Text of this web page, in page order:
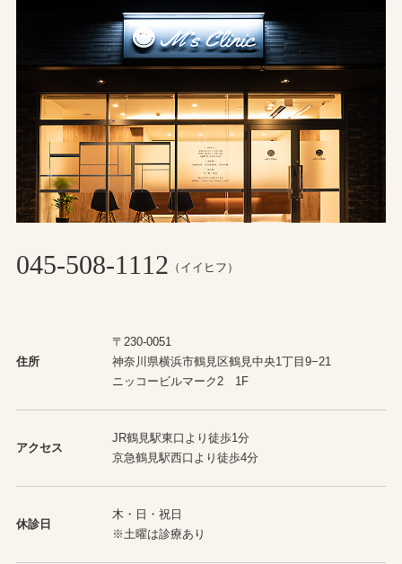
045-508-1112 （イイヒフ）
住所
〒230-0051
神奈川県横浜市鶴見区鶴見中央1丁目9−21
ニッコービルマーク2 1F
アクセス
JR鶴見駅東口より徒歩1分
京急鶴見駅西口より徒歩4分
休診日
木・日・祝日
※土曜は診療あり